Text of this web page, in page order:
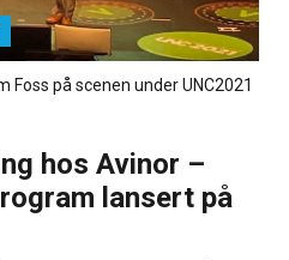
Foss på scenen under UNC2021
hos Avinor –
lansert på